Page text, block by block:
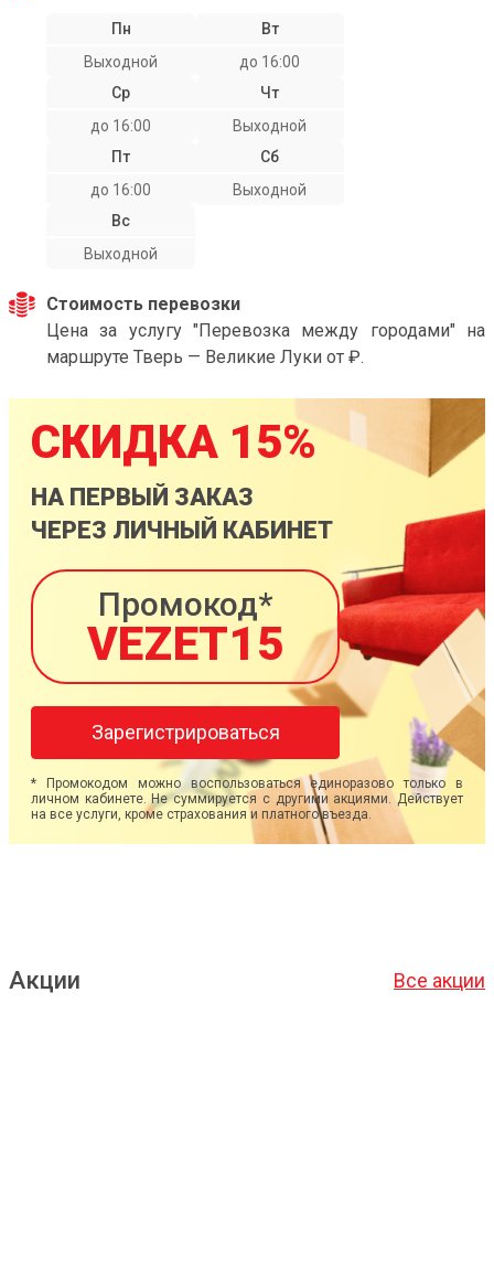
Пн
Выходной
Вт
до 16:00
Ср
до 16:00
Чт
Выходной
Пт
до 16:00
Сб
Выходной
Вс
Выходной
Стоимость перевозки
Цена за услугу "Перевозка между городами" на
маршруте Тверь — Великие Луки от ₽.
СКИДКА 15%
НА ПЕРВЫЙ ЗАКАЗ
ЧЕРЕЗ ЛИЧНЫЙ КАБИНЕТ
Промокод*
VEZET15
Зарегистрироваться
* Промокодом можно воспользоваться единоразово только в
личном кабинете. Не суммируется с другими акциями. Действует
на все услуги, кроме страхования и платного въезда.
Акции Все акции